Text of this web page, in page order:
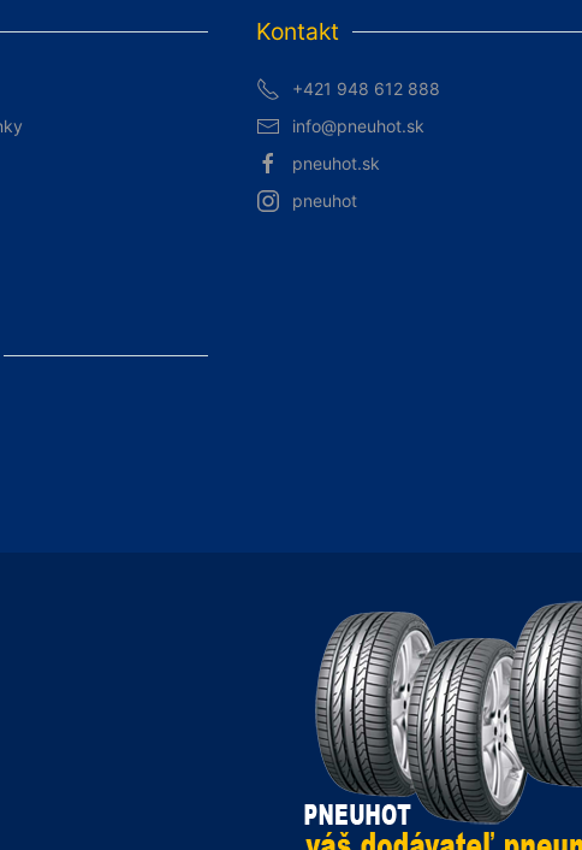
Kontakt
+421 948 612 888
info@pneuhot.sk
pneuhot.sk
pneuhot